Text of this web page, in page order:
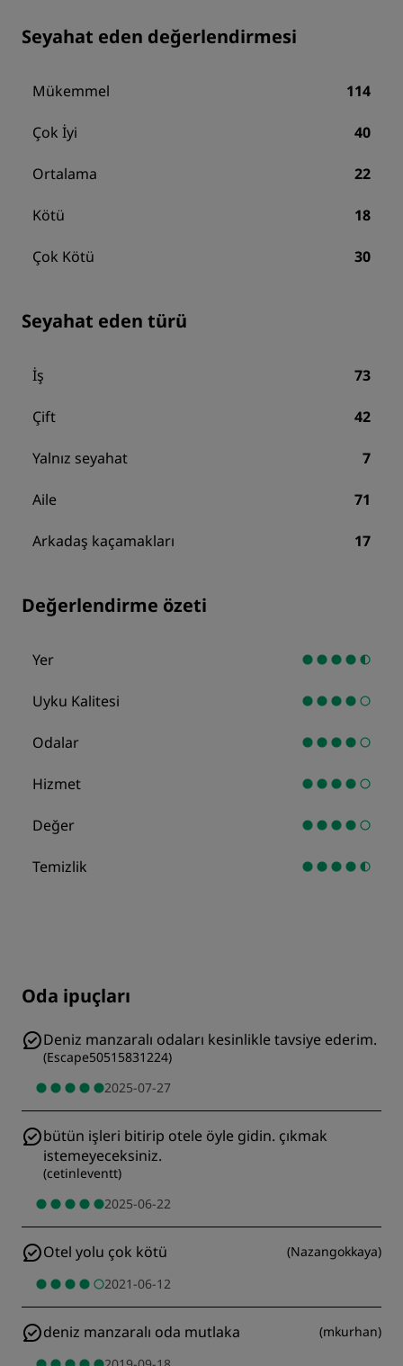
Seyahat eden değerlendirmesi
Mükemmel 114
Çok İyi 40
Ortalama 22
Kötü 18
Çok Kötü 30
Seyahat eden türü
İş 73
Çift 42
Yalnız seyahat 7
Aile 71
Arkadaş kaçamakları 17
Değerlendirme özeti
Yer
Uyku Kalitesi
Odalar
Hizmet
Değer
Temizlik
Oda ipuçları
Deniz manzaralı odaları kesinlikle tavsiye ederim.
(Escape50515831224)
2025-07-27
bütün işleri bitirip otele öyle gidin. çıkmak
istemeyeceksiniz.
(cetinleventt)
2025-06-22
Otel yolu çok kötü (Nazangokkaya)
2021-06-12
deniz manzaralı oda mutlaka (mkurhan)